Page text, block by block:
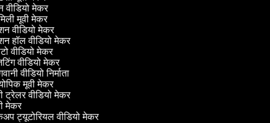
मेकर
मूवी मेकर
वीडियो मेकर
हॉल वीडियो मेकर
वीडियो मेकर
वीडियो मेकर
वीडियो निर्माता
मूवी मेकर
ट्रेलर वीडियो मेकर
मेकर
ट्यूटोरियल वीडियो मेकर